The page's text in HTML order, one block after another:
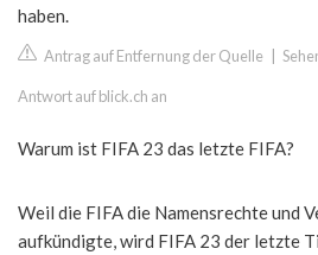
haben.
Antrag auf Entfernung der Quelle
Antwort auf blick.ch an
Warum ist FIFA 23 das letzte FIFA?
Weil die FIFA die Namensrechte und
aufkündigte, wird FIFA 23 der letzte